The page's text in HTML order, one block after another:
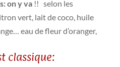
on y va!! selon les
vert, lait de coco, huile
eau de fleur d’oranger,
classique: